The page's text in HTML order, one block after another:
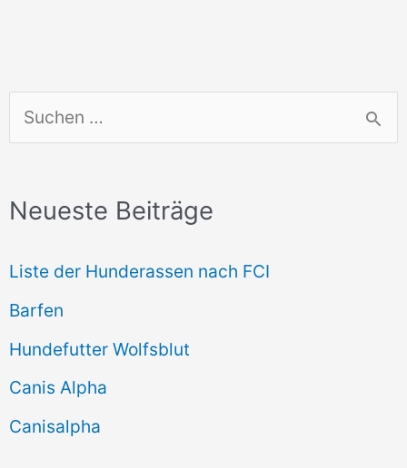
u
h
n
n
a
c
h
Neueste Beiträge
Liste der Hunderassen nach FCI
Barfen
Hundefutter Wolfsblut
Canis Alpha
Canisalpha